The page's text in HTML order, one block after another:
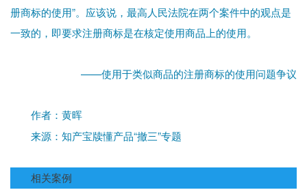
册商标的使用”。应该说，最高人民法院在两个案件中的观点是
一致的，即要求注册商标是在核定使用商品上的使用。
——使用于类似商品的注册商标的使用问题争议
作者：黄晖
来源：知产宝牍懂产品“撤三”专题
相关案例